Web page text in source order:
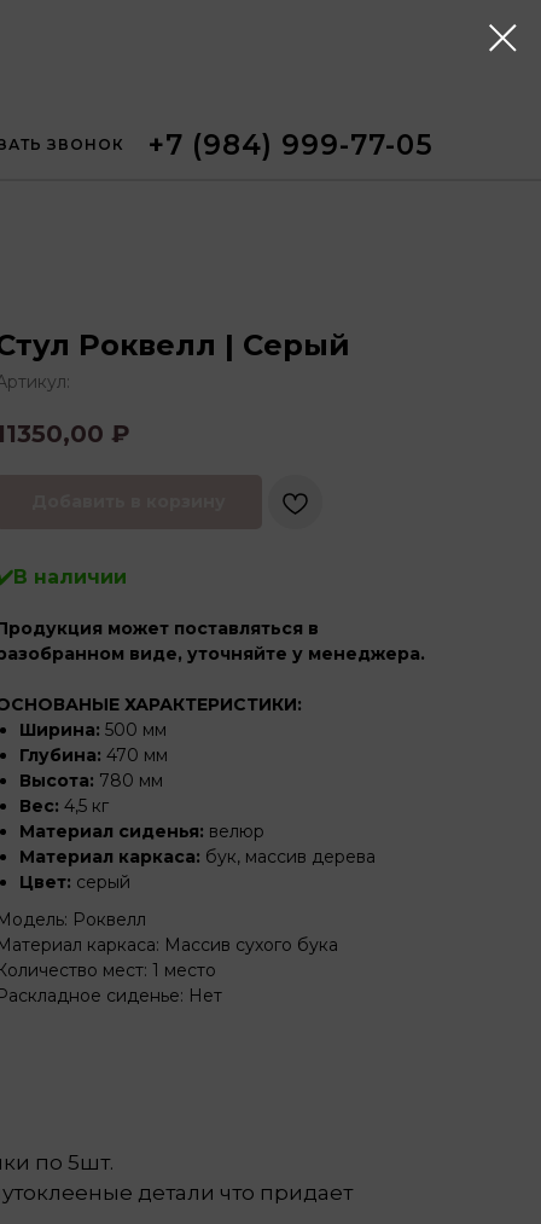
ЗВОНОК +7 (984) 999-77-05
Роквелл | Серый
₽
наличии
может поставляться в
виде, уточняйте у менеджера.
ХАРАКТЕРИСТИКИ:
Ширина: 500 мм
Глубина: 470 мм
Высота: 780 мм
Вес: 4,5 кг
Материал сиденья: велюр
Материал каркаса: бук, массив дерева
Цвет: серый
Роквелл
каркаса: Массив сухого бука
мест: 1 место
сиденье: Нет
по 5шт.
детали что придает